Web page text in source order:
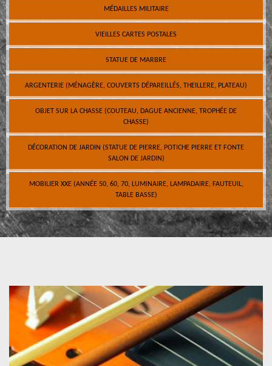
MÉDAILLES MILITAIRE
VIEILLES CARTES POSTALES
STATUE DE MARBRE
ARGENTERIE (MÉNAGÈRE, COUVERTS DÉPAREILLÉS, THEILLERE, PLATEAU)
OBJET SUR LA CHASSE (COUTEAU, DAGUE ANCIENNE, TROPHÉE DE
CHASSE)
DÉCORATION DE JARDIN (STATUE DE PIERRE, POTICHE PIERRE ET FONTE
SALON DE JARDIN)
MOBILIER XXE (ANNÉE 50, 60, 70, LUMINAIRE, LAMPADAIRE, FAUTEUIL,
TABLE BASSE)